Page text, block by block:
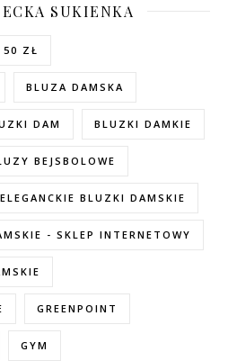
SUKIENKA
50 ZŁ
BLUZA DAMSKA
DAM BLUZKI DAMKIE
BEJSBOLOWE
ELEGANCKIE BLUZKI DAMSKIE
- SKLEP INTERNETOWY
GREENPOINT
GYM